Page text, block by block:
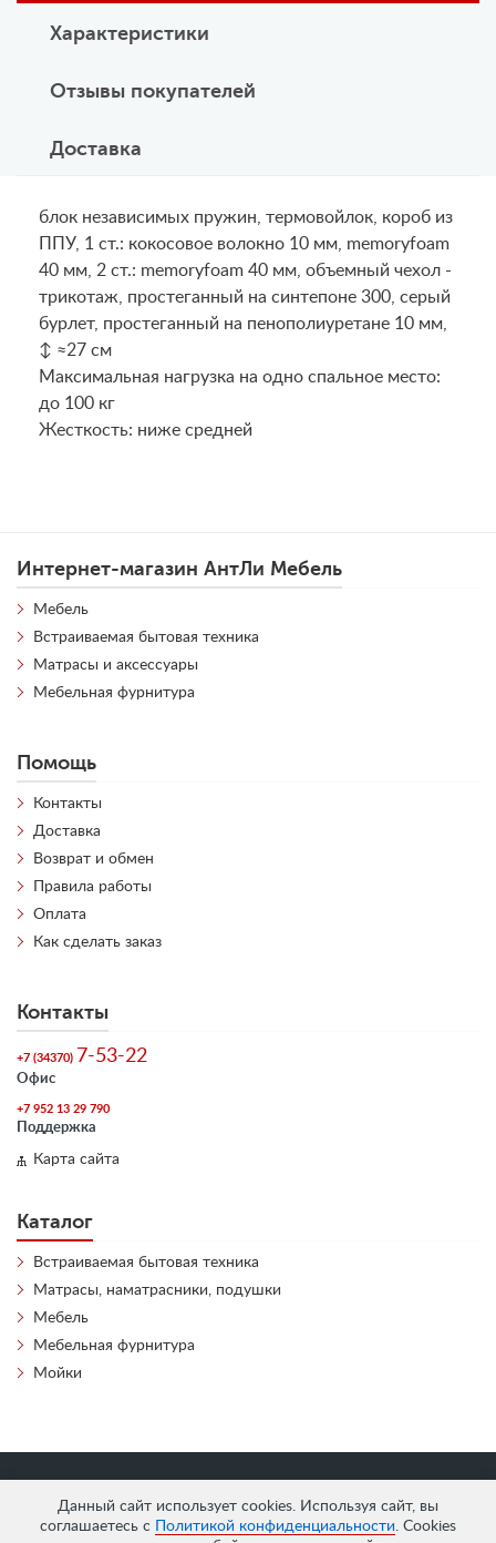
Данный сайт использует cookies. Используя сайт, вы
соглашаетесь с
Политикой конфиденциальности. Cookies
Характеристики
Отзывы покупателей
Доставка
блок независимых пружин, термовойлок, короб из
ППУ, 1 ст.: кокосовое волокно 10 мм, memoryfoam
40 мм, 2 ст.: memoryfoam 40 мм, объемный чехол -
трикотаж, простеганный на синтепоне 300, серый
бурлет, простеганный на пенополиуретане 10 мм,
↕ ≈27 см
Maксимальная нагрузка на одно спальное место:
до 100 кг
Жесткость: ниже средней
Интернет-магазин АнтЛи Мебель
Мебель
Встраиваемая бытовая техника
Матрасы и аксессуары
Мебельная фурнитура
Помощь
Контакты
Доставка
Возврат и обмен
Правила работы
Оплата
Как сделать заказ
Контакты
+7 (34370) 7-53-22
Офис
+7 952 13 29 790
Поддержка
Карта сайта
Каталог
Встраиваемая бытовая техника
Матрасы, наматрасники, подушки
Мебель
Мебельная фурнитура
Мойки